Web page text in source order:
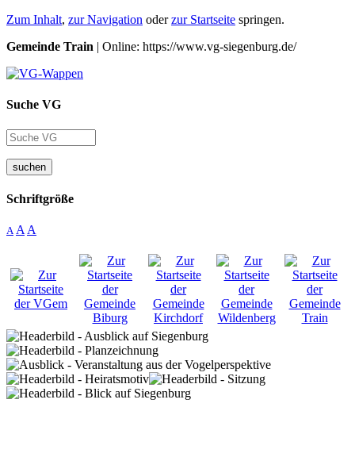
Zum Inhalt, zur Navigation oderzur Startseite springen.
Gemeinde Train | Online: https://www.vg-siegenburg.de/
Suche VG
suchen
Schriftgröße
A A A